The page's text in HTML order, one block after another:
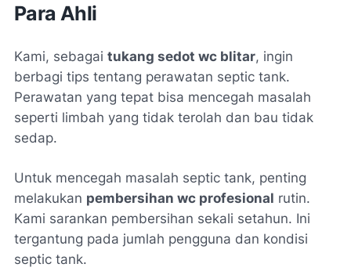
Para Ahli
Kami, sebagai tukang sedot wc blitar, ingin
berbagi tips tentang perawatan septic tank.
Perawatan yang tepat bisa mencegah masalah
seperti limbah yang tidak terolah dan bau tidak
sedap.
Untuk mencegah masalah septic tank, penting
melakukan pembersihan wc profesional rutin.
Kami sarankan pembersihan sekali setahun. Ini
tergantung pada jumlah pengguna dan kondisi
septic tank.